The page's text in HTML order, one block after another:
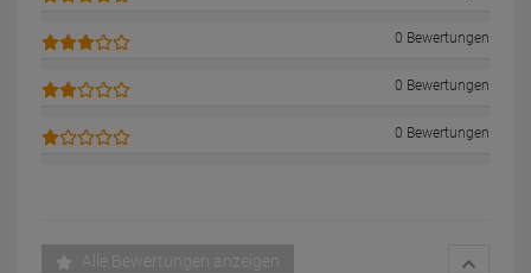
0 Bewertungen
0 Bewertungen
0 Bewertungen
Alle Bewertungen anzeigen